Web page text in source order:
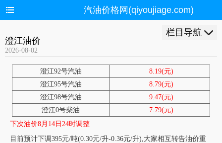
汽油价格网(qiyoujiage.com)
栏目导航
澄江油价
2026-08-02
澄江92号汽油
8.19(元)
澄江95号汽油
8.79(元)
澄江98号汽油
9.47(元)
澄江0号柴油
7.79(元)
下次油价8月14日24时调整
目前预计下调395元/吨(0.30元/升-0.36元/升),大家相互转告油价重